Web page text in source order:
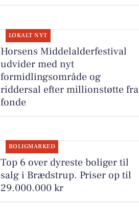
LOKALT NYT
Horsens Middelalderfestival
udvider med nyt
formidlingsområde og
riddersal efter millionstøtte fra
fonde
BOLIGMARKED
Top 6 over dyreste boliger til
salg i Brædstrup. Priser op til
29.000.000 kr